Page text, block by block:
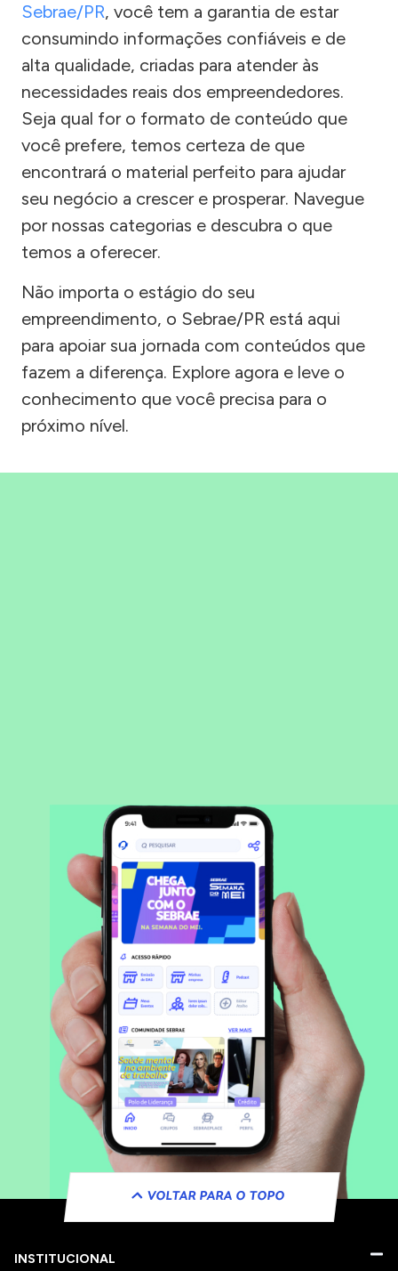
Sebrae/PR, você tem a garantia de estar
consumindo informações confiáveis e de
alta qualidade, criadas para atender às
necessidades reais dos empreendedores.
Seja qual for o formato de conteúdo que
você prefere, temos certeza de que
encontrará o material perfeito para ajudar
seu negócio a crescer e prosperar. Navegue
por nossas categorias e descubra o que
temos a oferecer.
Não importa o estágio do seu
empreendimento, o Sebrae/PR está aqui
para apoiar sua jornada com conteúdos que
fazem a diferença. Explore agora e leve o
conhecimento que você precisa para o
próximo nível.
VOLTAR PARA O TOPO
INSTITUCIONAL